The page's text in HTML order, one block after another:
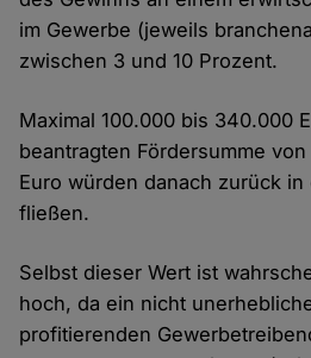
im Gewerbe (jeweils
zwischen 3 und 10 Prozent.
Maximal 100.000 bis 340.000
beantragten Fördersumme
Euro würden danach zurück in
fließen.
Selbst dieser Wert ist
hoch, da ein nicht
profitierenden